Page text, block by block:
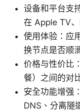
设备和平台支
在 Apple TV
使用体验：应
换节点是否顺
价格与性价比
餐）之间的对
安全功能增强
DNS、分离隧